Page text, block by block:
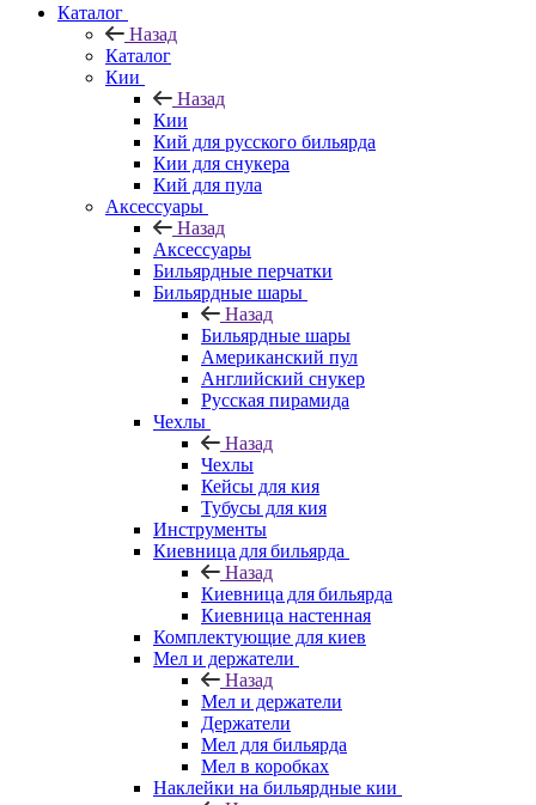
Каталог
Назад
Каталог
Кии
Назад
Кии
Кий для русского бильярда
Кии для снукера
Кий для пула
Аксессуары
Назад
Аксессуары
Бильярдные перчатки
Бильярдные шары
Назад
Бильярдные шары
Американский пул
Английский снукер
Русская пирамида
Чехлы
Назад
Чехлы
Кейсы для кия
Тубусы для кия
Инструменты
Киевница для бильярда
Назад
Киевница для бильярда
Киевница настенная
Комплектующие для киев
Мел и держатели
Назад
Мел и держатели
Держатели
Мел для бильярда
Мел в коробках
Наклейки на бильярдные кии